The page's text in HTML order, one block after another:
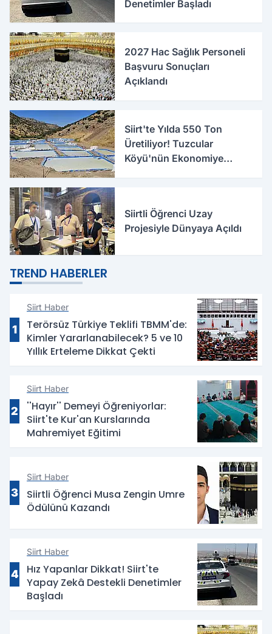
Denetimler Başladı
2027 Hac Sağlık Personeli
Başvuru Sonuçları
Açıklandı
Siirt'te Yılda 550 Ton
Üretiliyor! Tuzcular
Köyü'nün Ekonomiye
Siirtli Öğrenci Uzay
Projesiyle Dünyaya Açıldı
TREND HABERLER
1
Siirt Haber
Terörsüz Türkiye Teklifi TBMM'de:
Kimler Yararlanabilecek? 5 ve 10
Yıllık Erteleme Dikkat Çekti
2
Siirt Haber
''Hayır'' Demeyi Öğreniyorlar:
Siirt'te Kur'an Kurslarında
Mahremiyet Eğitimi
3
Siirt Haber
Siirtli Öğrenci Musa Zengin Umre
Ödülünü Kazandı
4
Siirt Haber
Hız Yapanlar Dikkat! Siirt'te
Yapay Zekâ Destekli Denetimler
Başladı